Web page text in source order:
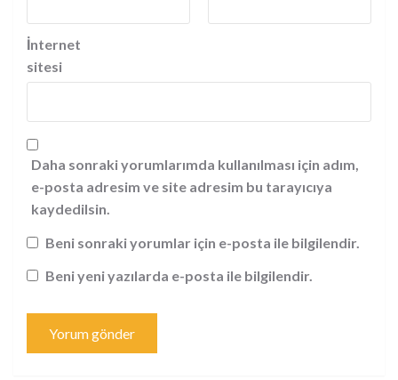
İnternet
sitesi
Daha sonraki yorumlarımda kullanılması için adım,
e-posta adresim ve site adresim bu tarayıcıya
kaydedilsin.
Beni sonraki yorumlar için e-posta ile bilgilendir.
Beni yeni yazılarda e-posta ile bilgilendir.